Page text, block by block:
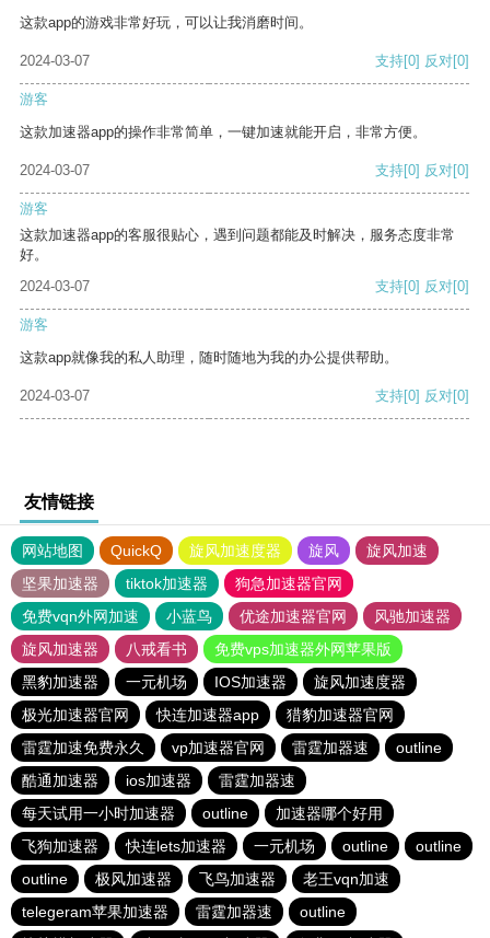
这款app的游戏非常好玩，可以让我消磨时间。
2024-03-07 支持[0] 反对[0]
游客
这款加速器app的操作非常简单，一键加速就能开启，非常方便。
2024-03-07 支持[0] 反对[0]
游客
这款加速器app的客服很贴心，遇到问题都能及时解决，服务态度非常
好。
2024-03-07
支持[0] 反对[0]
游客
这款app就像我的私人助理，随时随地为我的办公提供帮助。
2024-03-07 支持[0] 反对[0]
友情链接
网站地图 QuickQ 旋风加速度器 旋风
旋风加速
坚果加速器
tiktok加速器
狗急加速器官网
免费vqn外网加速
小蓝鸟 优途加速器官网
风驰加速器
旋风加速器
八戒看书
免费vps加速器外网苹果版
黑豹加速器
一元机场 IOS加速器
旋风加速度器
极光加速器官网
快连加速器app
猎豹加速器官网
雷霆加速免费永久
vp加速器官网 雷霆加器速
outline
酷通加速器
ios加速器
雷霆加器速
每天试用一小时加速器
outline
加速器哪个好用
飞狗加速器
快连lets加速器 一元机场 outline
outline
outline
极风加速器 飞鸟加速器
老王vqn加速
telegeram苹果加速器
雷霆加器速
outline